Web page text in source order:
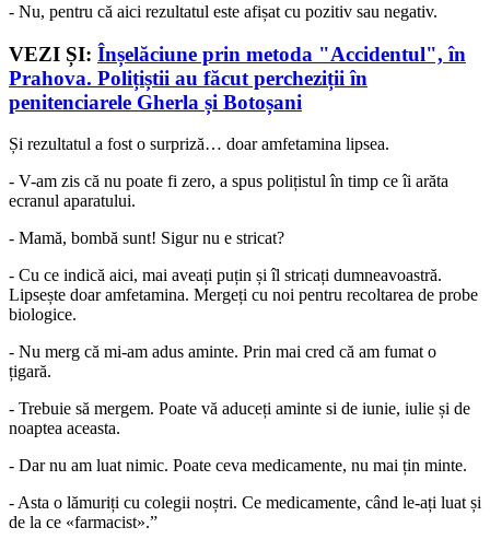
- Nu, pentru că aici rezultatul este afișat cu pozitiv sau negativ.
VEZI ȘI: Înșelăciune prin metoda "Accidentul", în
Prahova. Polițiștii au făcut percheziții în
penitenciarele Gherla și Botoșani
Și rezultatul a fost o surpriză… doar amfetamina lipsea.
- V-am zis că nu poate fi zero, a spus polițistul în timp ce îi arăta
ecranul aparatului.
- Mamă, bombă sunt! Sigur nu e stricat?
- Cu ce indică aici, mai aveați puțin și îl stricați dumneavoastră.
Lipsește doar amfetamina. Mergeți cu noi pentru recoltarea de probe
biologice.
- Nu merg că mi-am adus aminte. Prin mai cred că am fumat o
țigară.
- Trebuie să mergem. Poate vă aduceți aminte si de iunie, iulie și de
noaptea aceasta.
- Dar nu am luat nimic. Poate ceva medicamente, nu mai țin minte.
- Asta o lămuriți cu colegii noștri. Ce medicamente, când le-ați luat și
de la ce «farmacist».”